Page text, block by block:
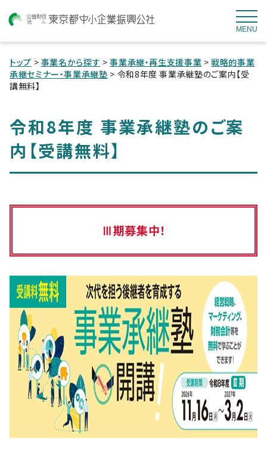
MENU
トップ > 事業名から探す >事業承継・再生支援事業 >戦略的事業
承継セミナー・事業承継塾 > 令和8年度 事業承継塾のご案内【受
講無料】
令和8年度 事業承継塾のご案
内【受講無料】
Ⅲ期募集中！